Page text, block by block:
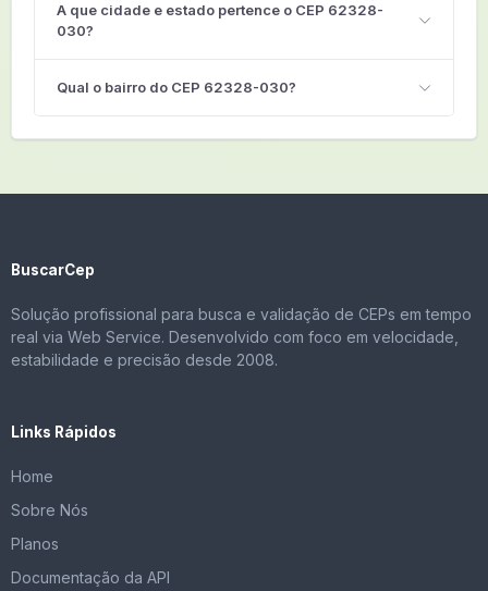
A que cidade e estado pertence o CEP 62328-
030?
Qual o bairro do CEP 62328-030?
BuscarCep
Solução profissional para busca e validação de CEPs em tempo
real via Web Service. Desenvolvido com foco em velocidade,
estabilidade e precisão desde 2008.
Links Rápidos
Home
Sobre Nós
Planos
Documentação da API